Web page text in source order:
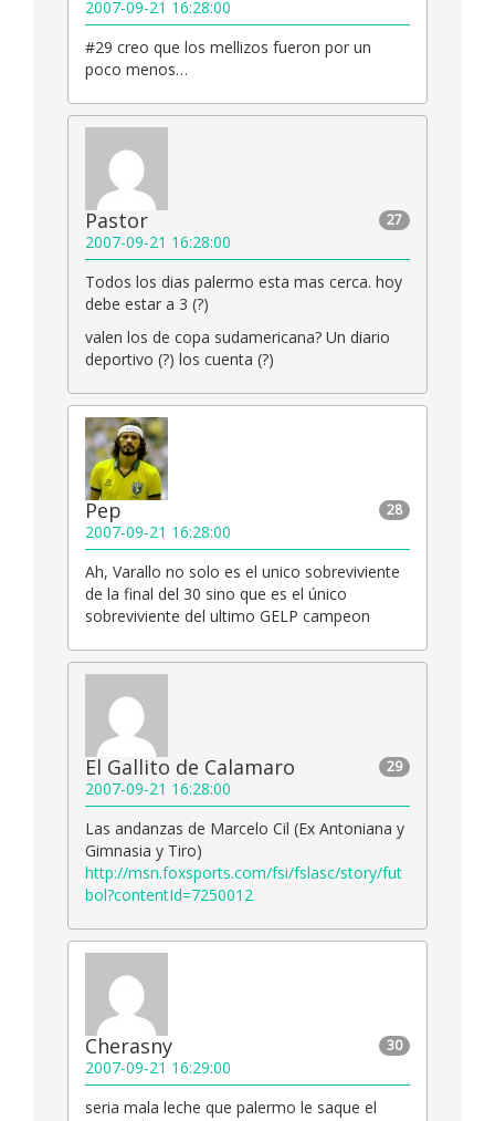
2007-09-21 16:28:00
#29 creo que los mellizos fueron por un
poco menos…
27
Pastor
2007-09-21 16:28:00
Todos los dias palermo esta mas cerca. hoy
debe estar a 3 (?)
valen los de copa sudamericana? Un diario
deportivo (?) los cuenta (?)
28
Pep
2007-09-21 16:28:00
Ah, Varallo no solo es el unico sobreviviente
de la final del 30 sino que es el único
sobreviviente del ultimo GELP campeon
29
El Gallito de Calamaro
2007-09-21 16:28:00
Las andanzas de Marcelo Cil (Ex Antoniana y
Gimnasia y Tiro)
http://msn.foxsports.com/fsi/fslasc/story/fut
bol?contentId=7250012
30
Cherasny
2007-09-21 16:29:00
seria mala leche que palermo le saque el